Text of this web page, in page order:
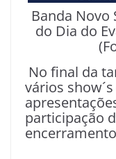
Banda Novo
do Dia do
No final da
vários
participação